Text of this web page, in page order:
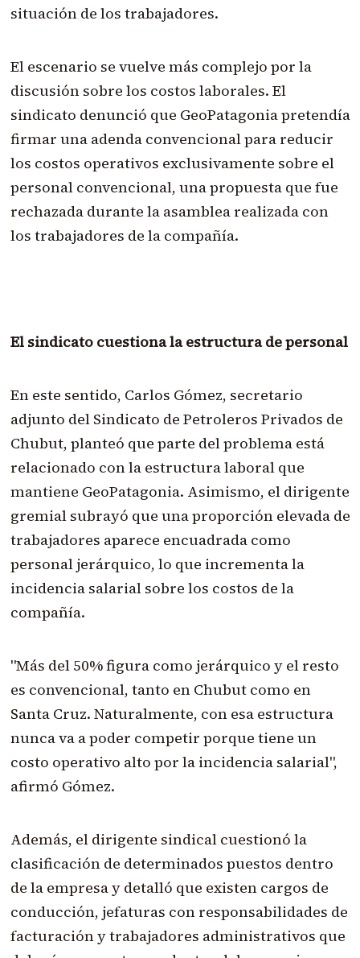
situación de los trabajadores.
El escenario se vuelve más complejo por la
discusión sobre los costos laborales. El
sindicato denunció que GeoPatagonia pretendía
firmar una adenda convencional para reducir
los costos operativos exclusivamente sobre el
personal convencional, una propuesta que fue
rechazada durante la asamblea realizada con
los trabajadores de la compañía.
El sindicato cuestiona la estructura de personal
En este sentido, Carlos Gómez, secretario
adjunto del Sindicato de Petroleros Privados de
Chubut, planteó que parte del problema está
relacionado con la estructura laboral que
mantiene GeoPatagonia. Asimismo, el dirigente
gremial subrayó que una proporción elevada de
trabajadores aparece encuadrada como
personal jerárquico, lo que incrementa la
incidencia salarial sobre los costos de la
compañía.
"Más del 50% figura como jerárquico y el resto
es convencional, tanto en Chubut como en
Santa Cruz. Naturalmente, con esa estructura
nunca va a poder competir porque tiene un
costo operativo alto por la incidencia salarial",
afirmó Gómez.
Además, el dirigente sindical cuestionó la
clasificación de determinados puestos dentro
de la empresa y detalló que existen cargos de
conducción, jefaturas con responsabilidades de
facturación y trabajadores administrativos que